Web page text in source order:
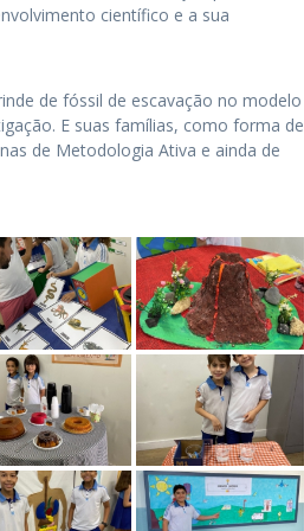
científico e a sua
de fóssil de escavação no modelo
E suas famílias, como forma de
de Metodologia Ativa e ainda de